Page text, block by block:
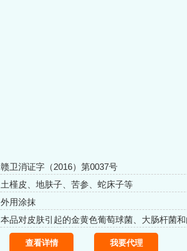
赣卫消证字（2016）第0037号
土槿皮、地肤子、苦参、蛇床子等
外用涂抹
查看详情 我要代理